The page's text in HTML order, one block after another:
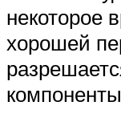
некоторое
хорошей